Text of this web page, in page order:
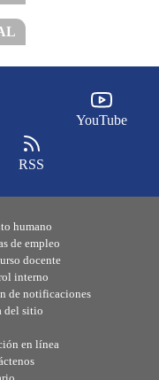
YouTube
RSS
humano
de empleo
docente
interno
de notificaciones
del sitio
en línea